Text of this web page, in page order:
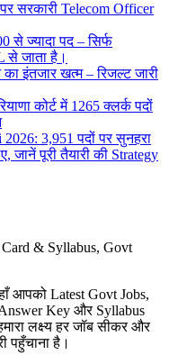
सरकारी Telecom Officer
से ज्यादा पद – सिर्फ
से जाता है।
इंतजार खत्म – रिजल्ट जारी
कोर्ट में 1265 क्लर्क पदों
3,951 पदों पर सुनहरा
जानें पूरी तैयारी की Strategy
& Syllabus, Govt
आपको Latest Govt Jobs,
Key और Syllabus
लक्ष्य हर जॉब सीकर और
है।